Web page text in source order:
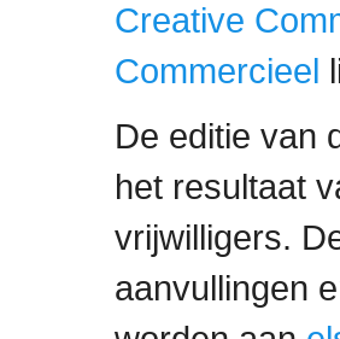
Creative
Commercieel
De editie van
het resultaat
vrijwilligers.
aanvullingen